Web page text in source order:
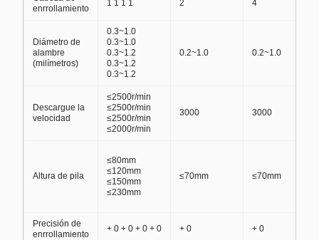
enrrollamiento
1 1 1 1 2 4
Diámetro de
alambre
(milímetros)
0.3~1.0
0.3~1.0
0.3~1.2
0.3~1.2
0.3~1.2
0.2~1.0 0.2~1.0
Descargue la
velocidad
≤2500r/min
≤2500r/min
≤2500r/min
≤2000r/min
3000 3000
Altura de pila
≤80mm
≤120mm
≤150mm
≤230mm
≤70mm ≤70mm
Precisión de
enrrollamiento
+ 0 + 0 + 0 + 0 + 0 + 0